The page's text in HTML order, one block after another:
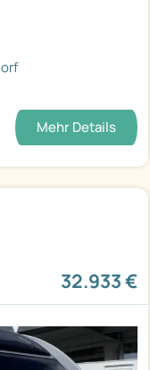
Mehr Details
32.933 €